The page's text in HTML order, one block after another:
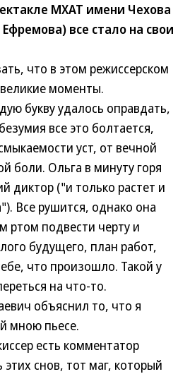
МХАТ имени Чехова
все стало на свои
что в этом режиссерском
моменты.
букву удалось оправдать,
все это болтается,
уст, от вечной
боли. Ольга в минуту горя
диктор ("и только растет и
Все рушится, однако она
ртом подвести черту и
будущего, план работ,
что произошло. Такой у
на что-то.
объяснил то, что я
мною пьесе.
есть комментатор
этих снов, тот маг, который